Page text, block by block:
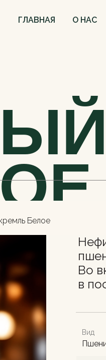
ГЛАВНАЯ О НАС
Белое
Во
в
Вид